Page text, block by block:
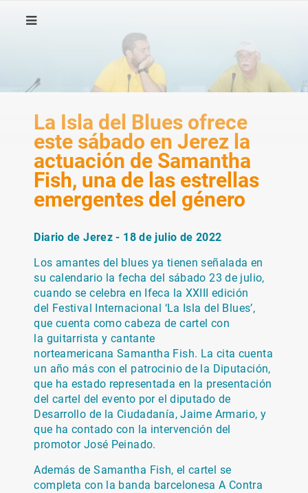
La Isla del Blues ofrece
este sábado en Jerez la
actuación de Samantha
Fish, una de las estrellas
emergentes del género
Diario de Jerez - 18 de julio de 2022
Los amantes del blues ya tienen señalada en
su calendario la fecha del sábado 23 de julio,
cuando se celebra en Ifeca la XXIII edición
del Festival Internacional ‘La Isla del Blues’,
que cuenta como cabeza de cartel con
la guitarrista y cantante
norteamericana Samantha Fish. La cita cuenta
un año más con el patrocinio de la Diputación,
que ha estado representada en la presentación
del cartel del evento por el diputado de
Desarrollo de la Ciudadanía, Jaime Armario, y
que ha contado con la intervención del
promotor José Peinado.
Además de Samantha Fish, el cartel se
completa con la banda barcelonesa A Contra